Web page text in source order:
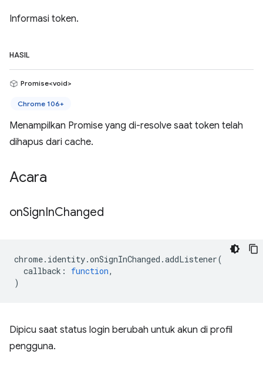
Informasi token.
HASIL
Promise<void>
Chrome 106+
Menampilkan Promise yang di-resolve saat token telah
dihapus dari cache.
Acara
onSignInChanged
chrome. identity.onSignInChanged .addListener(
callback : function,
)
Dipicu saat status login berubah untuk akun di profil
pengguna.